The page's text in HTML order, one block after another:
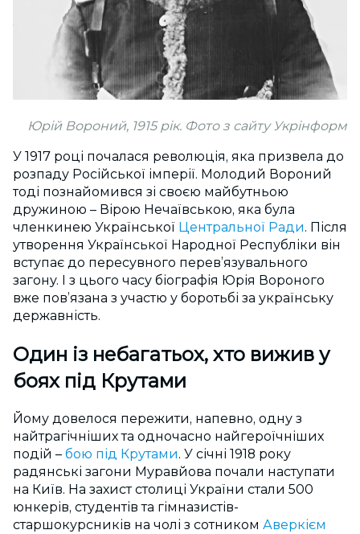
Юрій Вороний, 1915 рік. Фото з сайту Укрінформ
У 1917 році почалася революція, яка призвела до
розпаду Російської імперії. Молодий Вороний
тоді познайомився зі своєю майбутньою
дружиною – Вірою Нечаївською, яка була
членкинею Української Центральної Ради. Після
утворення Української Народної Республіки він
вступає до пересувного перев’язувального
загону. І з цього часу біографія Юрія Вороного
вже пов’язана з участю у боротьбі за українську
державність.
Один із небагатьох, хто вижив у
боях під Крутами
Йому довелося пережити, напевно, одну з
найтрагічніших та одночасно найгероїчніших
подій – бою під Крутами. У січні 1918 року
радянські загони Муравйова почали наступати
на Київ. На захист столиці України стали 500
юнкерів, студентів та гімназистів-
старшокурсників на чолі з сотником Аверкієм